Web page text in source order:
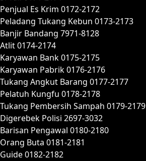
Penjual Es Krim 0172-2172
Peladang Tukang Kebun 0173-2173
Banjir Bandang 7971-8128
Atlit 0174-2174
Karyawan Bank 0175-2175
Karyawan Pabrik 0176-2176
Tukang Angkut Barang 0177-2177
Pelatuh Kungfu 0178-2178
Tukang Pembersih Sampah 0179-2179
Digerebek Polisi 2697-3032
Barisan Pengawal 0180-2180
Orang Buta 0181-2181
Guide 0182-2182